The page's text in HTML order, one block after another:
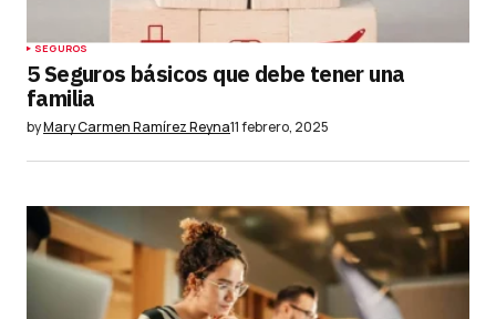
SEGUROS
5 Seguros básicos que debe tener una
familia
byMary Carmen Ramírez Reyna11 febrero, 2025